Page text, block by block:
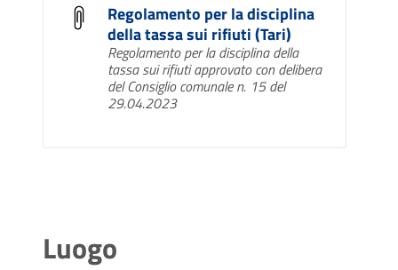
Regolamento per la disciplina
della tassa sui rifiuti (Tari)
Regolamento per la disciplina della
tassa sui rifiuti approvato con delibera
del Consiglio comunale n. 15 del
29.04.2023
Luogo